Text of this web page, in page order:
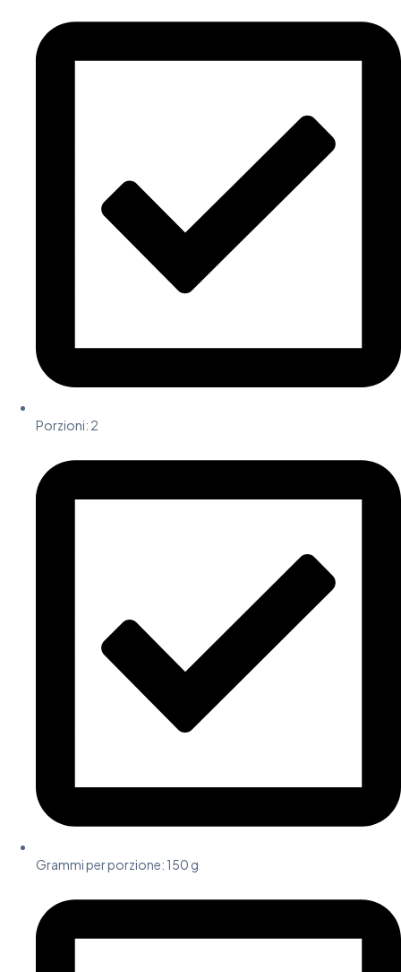
Porzioni: 2
Grammi per porzione: 150 g